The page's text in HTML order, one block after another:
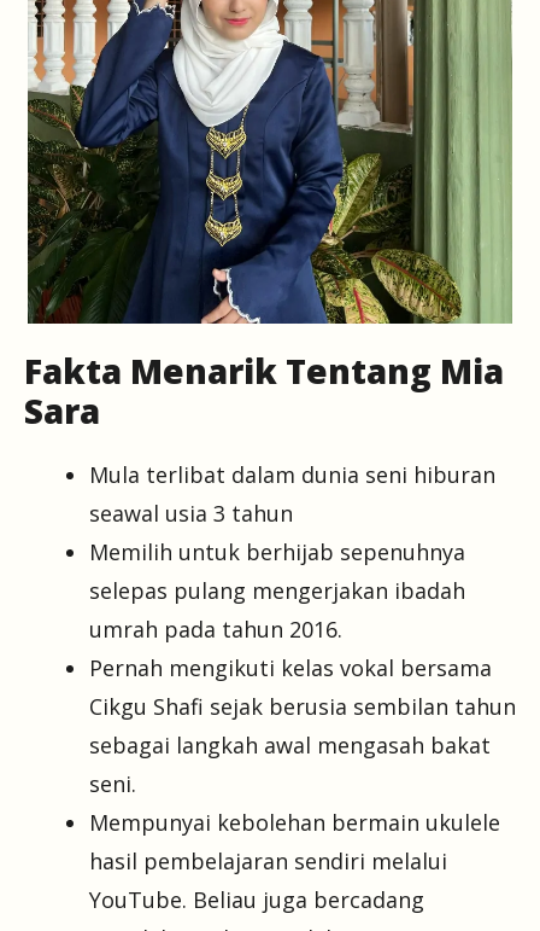
Fakta Menarik Tentang Mia
Sara
Mula terlibat dalam dunia seni hiburan
seawal usia 3 tahun
Memilih untuk berhijab sepenuhnya
selepas pulang mengerjakan ibadah
umrah pada tahun 2016.
Pernah mengikuti kelas vokal bersama
Cikgu Shafi sejak berusia sembilan tahun
sebagai langkah awal mengasah bakat
seni.
Mempunyai kebolehan bermain ukulele
hasil pembelajaran sendiri melalui
YouTube. Beliau juga bercadang